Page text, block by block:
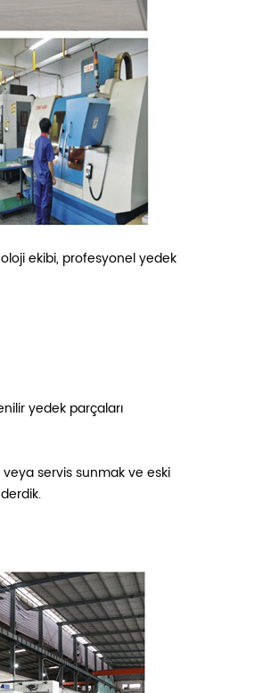
ekibi, profesyonel yedek
yedek parçaları
servis sunmak ve eski